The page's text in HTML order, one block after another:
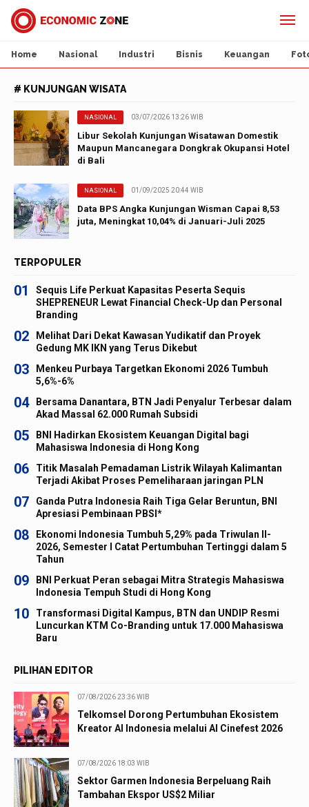
Home Nasional Industri Bisnis Keuangan
# KUNJUNGAN WISATA
NASIONAL 03/07/2026 13:26 WIB
Libur Sekolah Kunjungan Wisatawan Domestik
Maupun Mancanegara Dongkrak Okupansi Hotel
di Bali
NASIONAL 01/09/2025 20:44 WIB
Data BPS Angka Kunjungan Wisman Capai 8,53
juta, Meningkat 10,04% di Januari-Juli 2025
TERPOPULER
01
Sequis Life Perkuat Kapasitas Peserta Sequis
SHEPRENEUR Lewat Financial Check-Up dan Personal
Branding
02
Melihat Dari Dekat Kawasan Yudikatif dan Proyek
Gedung MK IKN yang Terus Dikebut
03
Menkeu Purbaya Targetkan Ekonomi 2026 Tumbuh
5,6%-6%
04
Bersama Danantara, BTN Jadi Penyalur Terbesar dalam
Akad Massal 62.000 Rumah Subsidi
05
BNI Hadirkan Ekosistem Keuangan Digital bagi
Mahasiswa Indonesia di Hong Kong
06
Titik Masalah Pemadaman Listrik Wilayah Kalimantan
Terjadi Akibat Proses Pemeliharaan jaringan PLN
07
Ganda Putra Indonesia Raih Tiga Gelar Beruntun, BNI
Apresiasi Pembinaan PBSI*
08
Ekonomi Indonesia Tumbuh 5,29% pada Triwulan II-
2026, Semester I Catat Pertumbuhan Tertinggi dalam 5
Tahun
09
BNI Perkuat Peran sebagai Mitra Strategis Mahasiswa
Indonesia Tempuh Studi di Hong Kong
10
Transformasi Digital Kampus, BTN dan UNDIP Resmi
Luncurkan KTM Co-Branding untuk 17.000 Mahasiswa
Baru
PILIHAN EDITOR
07/08/2026 23:36 WIB
Telkomsel Dorong Pertumbuhan Ekosistem
Kreator AI Indonesia melalui AI Cinefest 2026
07/08/2026 18:03 WIB
Sektor Garmen Indonesia Berpeluang Raih
Tambahan Ekspor US$2 Miliar